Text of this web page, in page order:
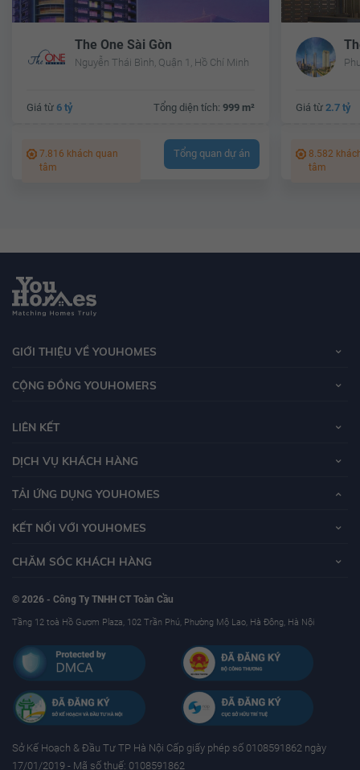
The One Sài Gòn
Nguyễn Thái Bình, Quận 1, Hồ Chí Minh
Giá từ 6 tỷ Tổng diện tích: 999 m²
7.816 khách quan
tâm
Tổng quan dự án
Giá từ 2.7 tỷ
8.582
tâm
GIỚI THIỆU VỀ YOUHOMES
CỘNG ĐỒNG YOUHOMERS
LIÊN KẾT
DỊCH VỤ KHÁCH HÀNG
TẢI ỨNG DỤNG YOUHOMES
KẾT NỐI VỚI YOUHOMES
CHĂM SÓC KHÁCH HÀNG
© 2026 - Công Ty TNHH CT Toàn Cầu
Tầng 12 toà Hồ Gươm Plaza, 102 Trần Phú, Phường Mộ Lao, Hà Đông, Hà Nội
Sở Kế Hoạch & Ðầu Tư TP Hà Nội Cấp giấy phép số 0108591862 ngày
17/01/2019 - Mã số thuế: 0108591862